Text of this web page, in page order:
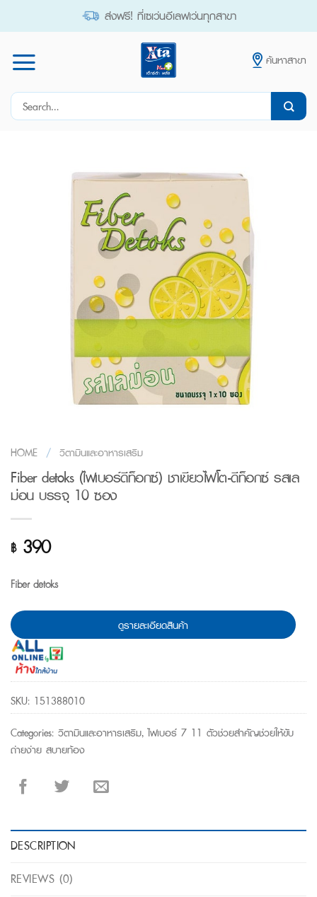
ส่งฟรี! ที่เซเว่นอีเลฟเว่นทุกสาขา
ค้นหาสาขา
Search
HOME / วิตามินและอาหารเสริม
Fiber detoks (ไฟเบอร์ดีท็อกซ์) ชาเขียวไฟโต-ดีท็อกซ์ รสเล
ม่อน บรรจุ 10 ซอง
฿390
Fiber detoks
ดูรายละเอียดสินค้า
SKU: 151388010
Categories: วิตามินและอาหารเสริม,ไฟเบอร์ 7 11 ตัวช่วยสำคัญช่วยให้ขับ
ถ่ายง่าย สบายท้อง
DESCRIPTION
REVIEWS (0)